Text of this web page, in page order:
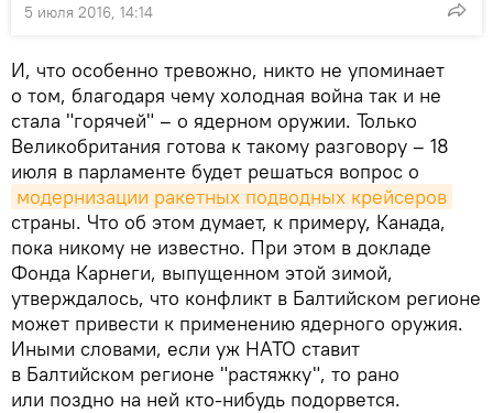
5 июля 2016, 14:14
И, что особенно тревожно, никто не упоминает
о том, благодаря чему холодная война так и не
стала "горячей" – о ядерном оружии. Только
Великобритания готова к такому разговору – 18
июля в парламенте будет решаться вопрос о
модернизации ракетных подводных крейсеров
страны. Что об этом думает, к примеру, Канада,
пока никому не известно. При этом в докладе
Фонда Карнеги, выпущенном этой зимой,
утверждалось, что конфликт в Балтийском регионе
может привести к применению ядерного оружия.
Иными словами, если уж НАТО ставит
в Балтийском регионе "растяжку", то рано
или поздно на ней кто-нибудь подорвется.